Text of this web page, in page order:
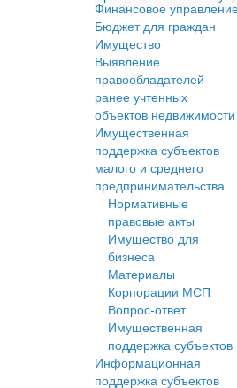
Финансовое
Бюджет для граждан
Имущество
Выявление
правообладателей
ранее учтенных
объектов недвижимости
Имущественная
поддержка субъектов
малого и среднего
предпринимательства
Нормативные
правовые акты
Имущество для
бизнеса
Материалы
Корпорации МСП
Вопрос-ответ
Имущественная
поддержка субъектов
Информационная
поддержка субъектов